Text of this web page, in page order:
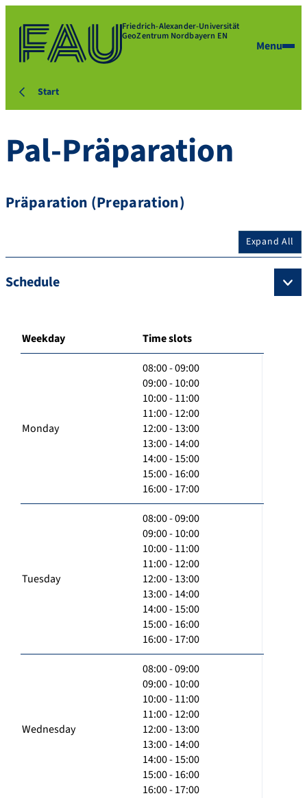
Friedrich-Alexander-Universität
GeoZentrum Nordbayern EN
Menu
Start
Pal-Präparation
Präparation (Preparation)
Expand All
Schedule
Weekday Time slots
Monday
08:00 - 09:00
09:00 - 10:00
10:00 - 11:00
11:00 - 12:00
12:00 - 13:00
13:00 - 14:00
14:00 - 15:00
15:00 - 16:00
16:00 - 17:00
Tuesday
08:00 - 09:00
09:00 - 10:00
10:00 - 11:00
11:00 - 12:00
12:00 - 13:00
13:00 - 14:00
14:00 - 15:00
15:00 - 16:00
16:00 - 17:00
Wednesday
08:00 - 09:00
09:00 - 10:00
10:00 - 11:00
11:00 - 12:00
12:00 - 13:00
13:00 - 14:00
14:00 - 15:00
15:00 - 16:00
16:00 - 17:00